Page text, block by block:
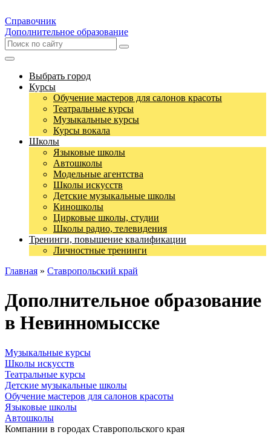
Справочник
Дополнительное образование
Выбрать город
Курсы
Обучение мастеров для салонов красоты
Театральные курсы
Музыкальные курсы
Курсы вокала
Школы
Языковые школы
Автошколы
Модельные агентства
Школы искусств
Детские музыкальные школы
Киношколы
Цирковые школы, студии
Школы радио, телевидения
Тренинги, повышение квалификации
Личностные тренинги
Главная » Ставропольский край
Дополнительное образование
в Невинномысске
Музыкальные курсы
Школы искусств
Театральные курсы
Детские музыкальные школы
Обучение мастеров для салонов красоты
Языковые школы
Автошколы
Компании в городах Ставропольского края